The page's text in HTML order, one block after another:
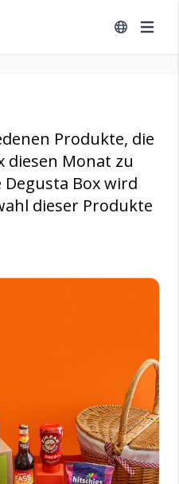
Produkte, die
diesen Monat zu
Box wird
dieser Produkte